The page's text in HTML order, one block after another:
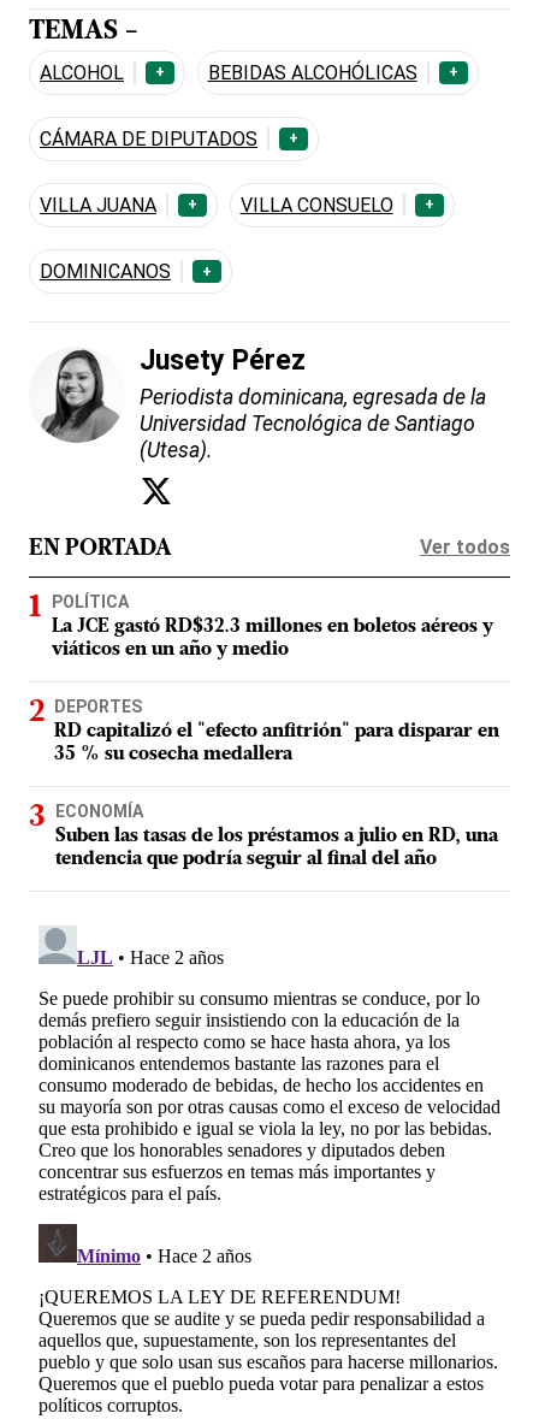
TEMAS -
ALCOHOL + BEBIDAS ALCOHÓLICAS +
CÁMARA DE DIPUTADOS +
VILLA JUANA + VILLA CONSUELO +
DOMINICANOS +
Jusety Pérez
Periodista dominicana, egresada de la
Universidad Tecnológica de Santiago
(Utesa).
EN PORTADA Ver todos
POLÍTICA
La JCE gastó RD$32.3 millones en boletos aéreos y
viáticos en un año y medio
DEPORTES
RD capitalizó el "efecto anfitrión" para disparar en
35 % su cosecha medallera
ECONOMÍA
Suben las tasas de los préstamos a julio en RD, una
tendencia que podría seguir al final del año